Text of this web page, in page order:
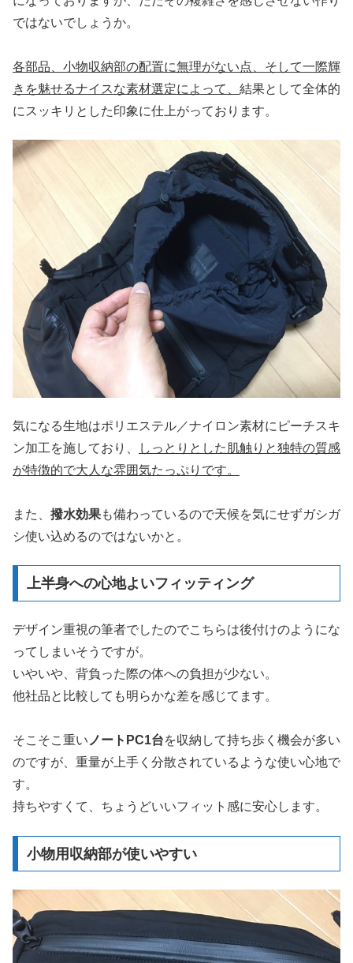
ではないでしょうか。
各部品、小物収納部の配置に無理がない点、そして一際輝
きを魅せるナイスな素材選定によって、 結果として全体的
にスッキリとした印象に仕上がっております。
気になる生地はポリエステル／ナイロン素材にピーチスキ
ン加工を施しており、
しっとりとした肌触りと独特の質感
が特徴的で大人な雰囲気たっぷりです。
また、 撥水効果も備わっているので天候を気にせずガシガ
シ使い込めるのではないかと。
上半身への心地よいフィッティング
デザイン重視の筆者でしたのでこちらは後付けのようにな
ってしまいそうですが。
いやいや、背負った際の体への負担が少ない。
他社品と比較しても明らかな差を感じてます。
そこそこ重い ノートPC1台を収納して持ち歩く機会が多い
のですが、重量が上手く分散されているような使い心地で
す。
持ちやすくて、ちょうどいいフィット感に安心します。
小物用収納部が使いやすい